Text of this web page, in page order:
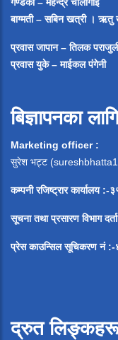
बाग्मती – सबिन खत्री ।ऋतु
प्रवास जापान – तिलक
प्रवास युके – माईकल पंगेनी
बिज्ञापनका
Marketing officer :
सुरेश भट्ट (
कम्पनी रजिष्ट्रार कार्यालय
सूचना तथा प्रसारण विभाग दर्ता
प्रेस काउन्सिल सूचिकरण नं:-
द्रुत लिङ्कहरू